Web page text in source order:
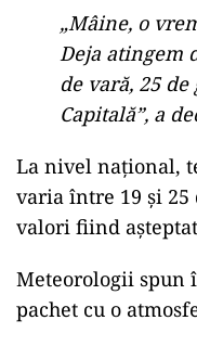
„Mâine, o
Deja atingem
de vară, 25
Capitală”, a
La nivel național,
varia între 19 și 25
valori fiind
Meteorologii spun
pachet cu o